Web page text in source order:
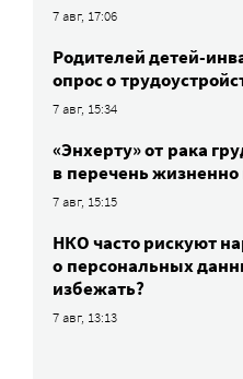
7 авг, 17:06
Родителей детей-
опрос о
7 авг, 15:34
«Энхерту» от рака
в перечень
7 авг, 15:15
НКО часто рискуют
о персональных
избежать?
7 авг, 13:13